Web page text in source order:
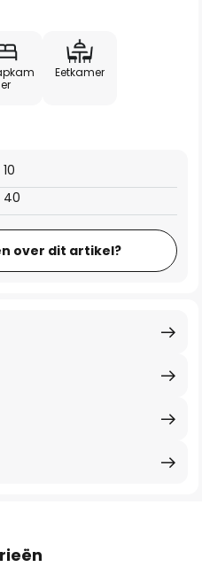
er
Eetkamer
10
40
over dit artikel?